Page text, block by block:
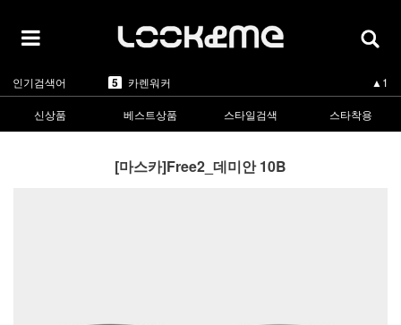
인기검색어
2 마스카 ▲3
린드버그 ▼-2
5 카렌워커 ▲1
1 라피스센시블레
▲3
신상품
베스트상품 스타일검색 스타착용
[마스카]Free2_데미안 10B